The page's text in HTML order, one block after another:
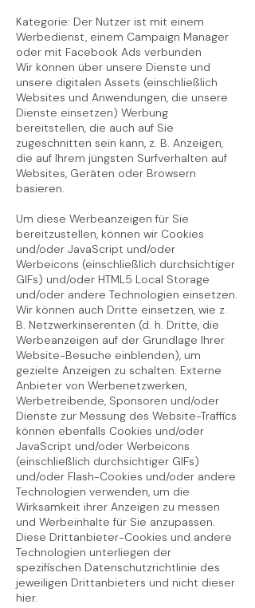
Kategorie: Der Nutzer ist mit einem
Werbedienst, einem Campaign Manager
oder mit Facebook Ads verbunden
Wir können über unsere Dienste und
unsere digitalen Assets (einschließlich
Websites und Anwendungen, die unsere
Dienste einsetzen) Werbung
bereitstellen, die auch auf Sie
zugeschnitten sein kann, z. B. Anzeigen,
die auf Ihrem jüngsten Surfverhalten auf
Websites, Geräten oder Browsern
basieren.
Um diese Werbeanzeigen für Sie
bereitzustellen, können wir Cookies
und/oder JavaScript und/oder
Werbeicons (einschließlich durchsichtiger
GIFs) und/oder HTML5 Local Storage
und/oder andere Technologien einsetzen.
Wir können auch Dritte einsetzen, wie z.
B. Netzwerkinserenten (d. h. Dritte, die
Werbeanzeigen auf der Grundlage Ihrer
Website-Besuche einblenden), um
gezielte Anzeigen zu schalten. Externe
Anbieter von Werbenetzwerken,
Werbetreibende, Sponsoren und/oder
Dienste zur Messung des Website-Traffics
können ebenfalls Cookies und/oder
JavaScript und/oder Werbeicons
(einschließlich durchsichtiger GIFs)
und/oder Flash-Cookies und/oder andere
Technologien verwenden, um die
Wirksamkeit ihrer Anzeigen zu messen
und Werbeinhalte für Sie anzupassen.
Diese Drittanbieter-Cookies und andere
Technologien unterliegen der
spezifischen Datenschutzrichtlinie des
jeweiligen Drittanbieters und nicht dieser
hier.